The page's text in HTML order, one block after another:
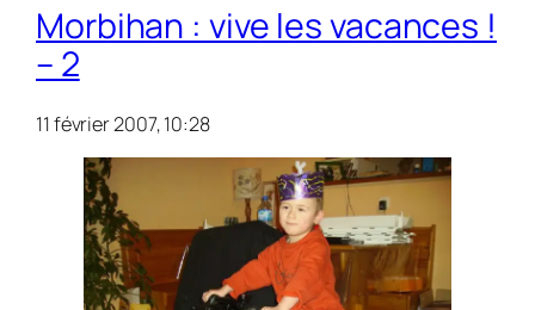
Morbihan : vive les vacances !
– 2
11 février 2007, 10:28